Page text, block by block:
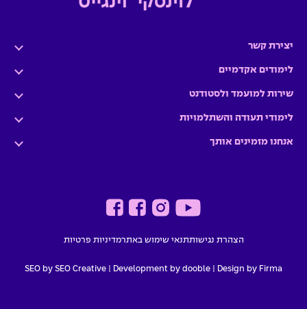
יצירת קשר
לימודים אקדמיים
שירות למועמד ולסטודנט
לימודי תעודה והשתלמויות
אנחנו מזמינים אותך
הצהרת נגישותתנאי שימוש באתרמדיניות פרטיות
Design by Firma |
Development by dooble
SEO by SEO Creative